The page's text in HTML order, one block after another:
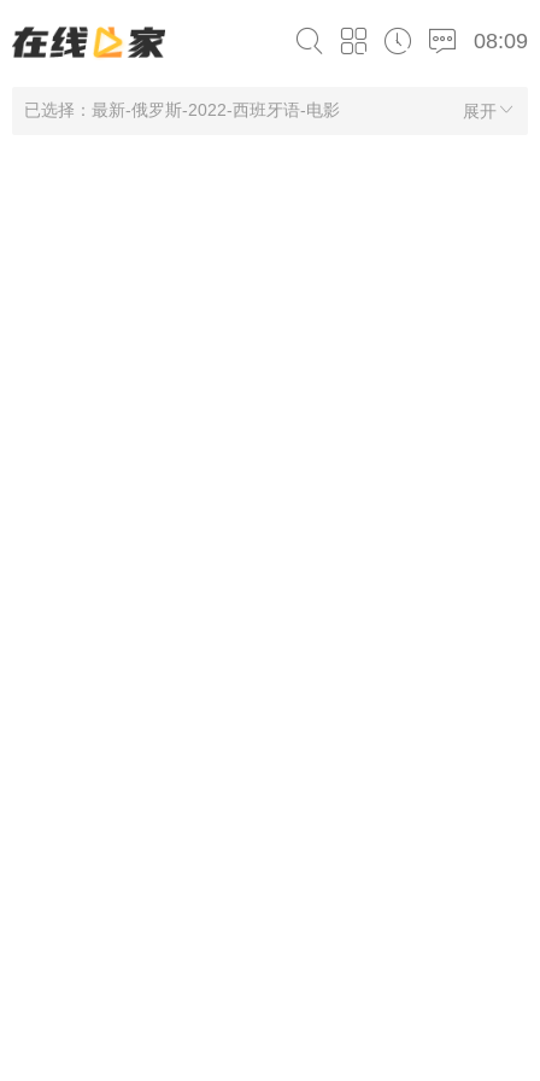
08:09
展开
已选择：最新-俄罗斯-2022-西班牙语-电影